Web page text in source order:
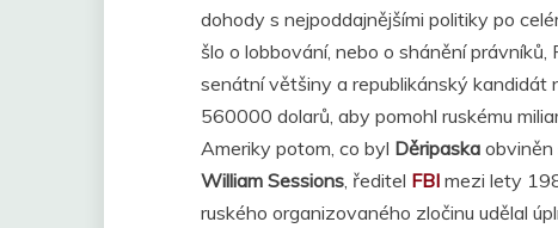
dohody s nejpoddajnějšími politiky po
šlo o lobbování, nebo o shánění právníků,
senátní většiny a republikánský
560000 dolarů, aby pomohl ruskému
Ameriky potom, co byl Děripaska obviněn
William Sessions , ředitel FBI mezi lety
ruského organizovaného zločinu udělal